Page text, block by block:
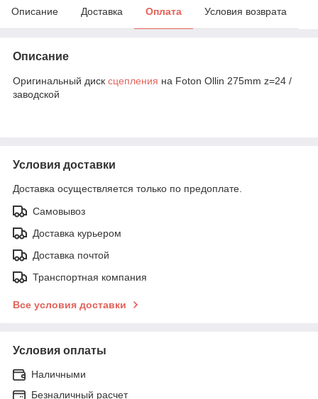
Описание Доставка Оплата Условия возврата
Описание
Оригинальный диск сцепления на Foton Ollin 275mm z=24 /
заводской
Условия доставки
Доставка осуществляется только по предоплате.
Самовывоз
Доставка курьером
Доставка почтой
Транспортная компания
Все условия доставки
Условия оплаты
Наличными
Безналичный расчет